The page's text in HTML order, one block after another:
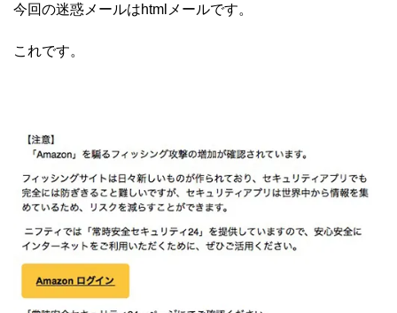
今回の迷惑メールはhtmlメールです。
これです。